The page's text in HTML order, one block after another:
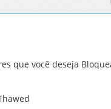
que você deseja